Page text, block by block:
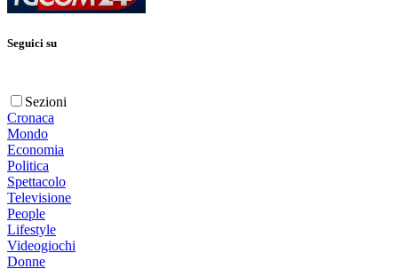
Seguici su
Sezioni
Cronaca
Mondo
Economia
Politica
Spettacolo
Televisione
People
Lifestyle
Videogiochi
Donne